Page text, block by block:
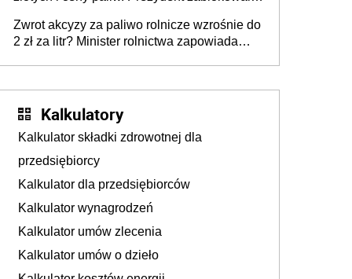
wymierzonym we wszystkich polskich
kierowców”
Zwrot akcyzy za paliwo rolnicze wzrośnie do
2 zł za litr? Minister rolnictwa zapowiada
Kalkulatory
Kalkulator składki zdrowotnej dla
przedsiębiorcy
Kalkulator dla przedsiębiorców
Kalkulator wynagrodzeń
Kalkulator umów zlecenia
Kalkulator umów o dzieło